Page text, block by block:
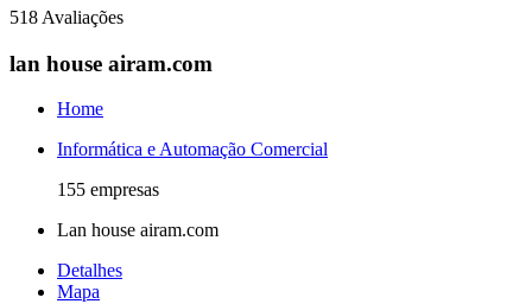
518 Avaliações
lan house airam.com
Home
Informática e Automação Comercial
155 empresas
Lan house airam.com
Detalhes
Mapa